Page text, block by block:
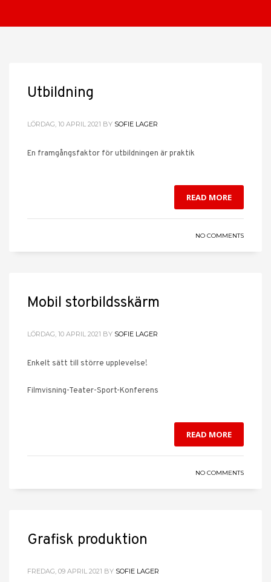
Utbildning
LÖRDAG, 10 APRIL 2021 BY SOFIE LAGER
En framgångsfaktor för utbildningen är praktik
READ MORE
NO COMMENTS
Mobil storbildsskärm
LÖRDAG, 10 APRIL 2021 BY SOFIE LAGER
Enkelt sätt till större upplevelse!
Filmvisning-Teater-Sport-Konferens
READ MORE
NO COMMENTS
Grafisk produktion
FREDAG, 09 APRIL 2021 BY SOFIE LAGER